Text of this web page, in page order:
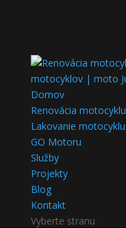
Domov
Renovácia motocyklu
Lakovanie motocyklu
GO Motoru
Služby
Projekty
Blog
Kontakt
Vyberte stranu